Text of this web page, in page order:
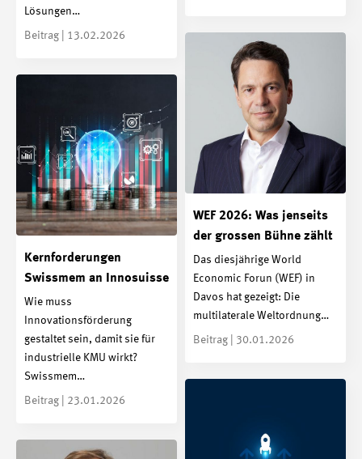
Lösungen…
Beitrag | 13.02.2026
WEF 2026: Was jenseits
der grossen Bühne zählt
Das diesjährige World
Economic Forun (WEF) in
Davos hat gezeigt: Die
multilaterale Weltordnung…
Beitrag | 30.01.2026
Kernforderungen
Swissmem an Innosuisse
Wie muss
Innovationsförderung
gestaltet sein, damit sie für
industrielle KMU wirkt?
Swissmem…
Beitrag | 23.01.2026